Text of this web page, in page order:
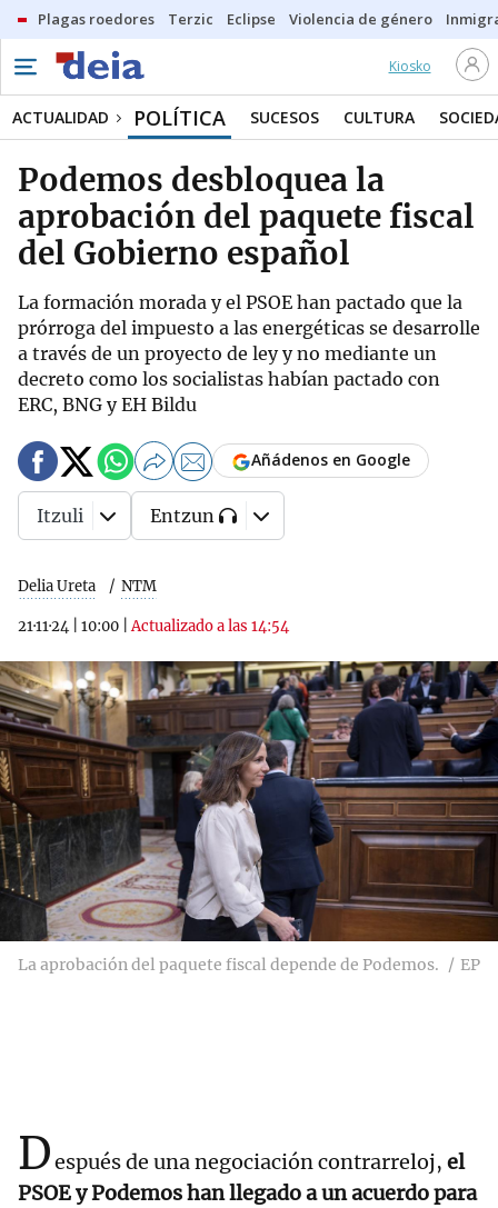
Plagas roedores Terzic Eclipse Violencia de género
Kiosko
ACTUALIDAD POLÍTICA SUCESOS CULTURA
Podemos desbloquea la
aprobación del paquete fiscal
del Gobierno español
La formación morada y el PSOE han pactado que la
prórroga del impuesto a las energéticas se desarrolle
a través de un proyecto de ley y no mediante un
decreto como los socialistas habían pactado con
ERC, BNG y EH Bildu
Delia Ureta NTM
21·11·24 10:00 |Actualizado a las 14:54
Añádenos en Google
Itzuli Entzun
La aprobación del paquete fiscal depende de Podemos. EP
Después de una negociación contrarreloj, el
PSOE y Podemos han llegado a un acuerdo para